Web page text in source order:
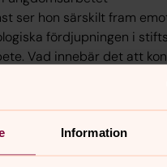
Information
ser hon särskilt fram
fördjupningen i
Vad innebär det att
Vilken grund och riktning
stark och fin
det den är. Samtidigt